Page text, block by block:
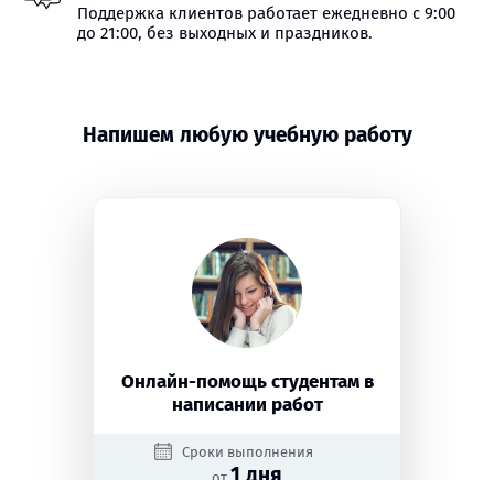
Поддержка клиентов работает ежедневно с 9:00
до 21:00, без выходных и праздников.
Напишем любую учебную работу
Онлайн-помощь студентам в
написании работ
Сроки выполнения